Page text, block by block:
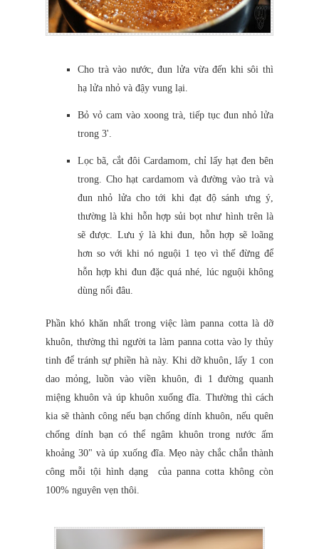
Cho trà vào nước, đun lửa vừa đến khi sôi thì
hạ lửa nhỏ và đậy vung lại.
Bỏ vỏ cam vào xoong trà, tiếp tục đun nhỏ lửa
trong 3'.
Lọc bã, cắt đôi Cardamom, chỉ lấy hạt đen bên
trong. Cho hạt cardamom và đường vào trà và
đun nhỏ lửa cho tới khi đạt độ sánh ưng ý,
thường là khi hỗn hợp sủi bọt như hình trên là
sẽ được. Lưu ý là khi đun, hỗn hợp sẽ loãng
hơn so với khi nó nguội 1 tẹo vì thế đừng để
hỗn hợp khi đun đặc quá nhé, lúc nguội không
dùng nổi đâu.
Phần khó khăn nhất trong việc làm panna cotta là dỡ
khuôn, thường thì người ta làm panna cotta vào ly thủy
tinh để tránh sự phiền hà này. Khi dỡ khuôn, lấy 1 con
dao mỏng, luồn vào viền khuôn, đi 1 đường quanh
miệng khuôn và úp khuôn xuống đĩa. Thường thì cách
kia sẽ thành công nếu bạn chống dính khuôn, nếu quên
chống dính bạn có thể ngâm khuôn trong nước ấm
khoảng 30" và úp xuống đĩa. Mẹo này chắc chắn thành
công mỗi tội hình dạng của panna cotta không còn
100% nguyên vẹn thôi.